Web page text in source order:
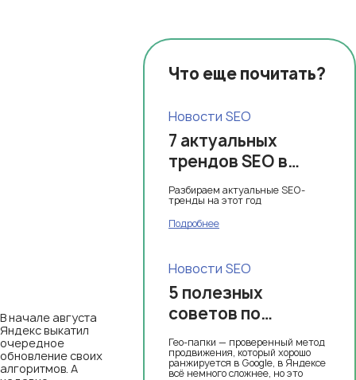
Что еще почитать?
Новости SEO
7 актуальных
трендов SEO в
2023 году
Разбираем актуальные SEO-
тренды на этот год
Подробнее
Новости SEO
5 полезных
советов по
продвижению с
помощью гео-папок
Гео-папки — проверенный метод
продвижения, который хорошо
ранжируется в Google, в Яндексе
всё немного сложнее, но это
В начале августа
Яндекс выкатил
очередное
обновление своих
алгоритмов. А